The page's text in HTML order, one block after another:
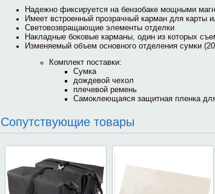
Надежно фиксируется на бензобаке мощными
Имеет встроенный прозрачный карман для карты
Световозвращающие элементы отделки
Накладные боковые карманы, один из которых
Изменяемый объем основного отделения сумки (
Комплект поставки:
Сумка
дождевой чехол
плечевой ремень
Самоклеющаяся защитная пленка
Сопутствующие товары